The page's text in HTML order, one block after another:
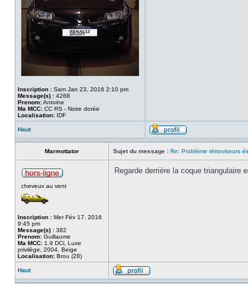
Inscription : Sam Jan 23, 2016 2:10 pm
Message(s) : 4268
Prenom:Antoine
Ma MCC: CC RS - Noire dorée
Localisation: IDF
Haut
Marmottator Sujet du message : Re: Problème rétroviseurs
cheveux au vent
Inscription : Mer Fév 17, 2016
9:45 pm
Message(s) : 382
Prenom: Guillaume
Ma MCC: 1.9 DCi, Luxe
privilège, 2004, Beige
Localisation: Brou (28)
Regarde derrière la coque triangulaire
Haut